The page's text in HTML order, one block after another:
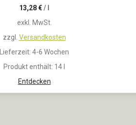
13,28€/
exkl. MwSt.
zzgl. Versandkosten
Lieferzeit: 4-6 Wochen
Produkt enthält: 14
Entdecken